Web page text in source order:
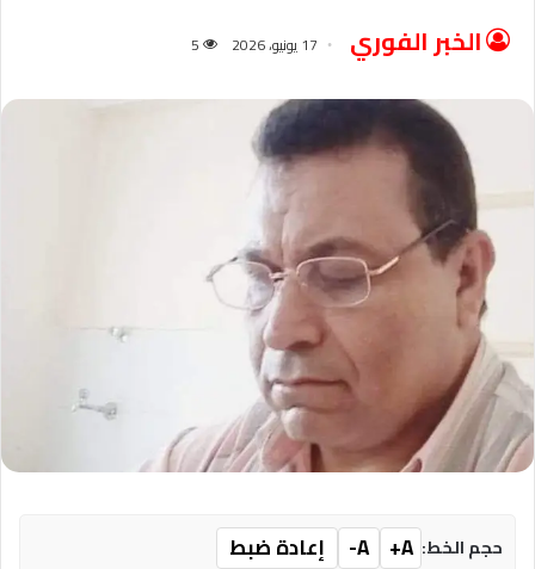
الخبر الفوري 17 يونيو، 2026 5
حجم الخط: A+
A-
إعادة ضبط